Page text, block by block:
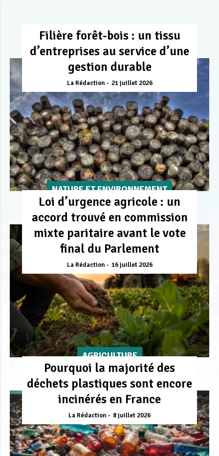
Filière forêt-bois : un tissu
d’entreprises au service d’une
gestion durable
La Rédaction 21 juillet 2026
NATURE ET ENVIRONNEMENT
Loi d’urgence agricole : un
accord trouvé en commission
mixte paritaire avant le vote
final du Parlement
La Rédaction 16 juillet 2026
AGRICULTURE
Pourquoi la majorité des
déchets plastiques sont encore
incinérés en France
La Rédaction 8 juillet 2026